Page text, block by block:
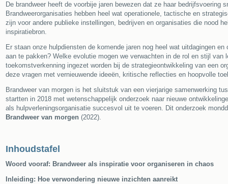
De brandweer heeft de voorbije jaren bewezen dat ze haar
Brandweerorganisaties hebben heel wat operationele, tactische en
zijn voor andere publieke instellingen, bedrijven en organisaties die nood
inspiratiebron.
Er staan onze hulpdiensten de komende jaren nog heel wat uitdagingen
aan te pakken? Welke evolutie mogen we verwachten in de rol en stijl
toekomstverkenning ingezet worden bij de strategieontwikkeling van een
deze vragen met vernieuwende ideeën, kritische reflecties en hoopvolle
Brandweer van morgen is het sluitstuk van een vierjarige samenwerking
startten in 2018 met wetenschappelijk onderzoek naar nieuwe
als hulpverleningsorganisatie succesvol uit te voeren. Dit onderzoek
Brandweer van morgen (2022).
Inhoudstafel
Woord vooraf: Brandweer als inspiratie voor organiseren in chaos
Inleiding: Hoe verwondering nieuwe inzichten aanreikt